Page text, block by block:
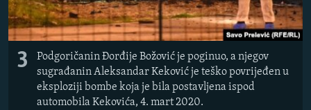
3
Podgoričanin Đorđije Božović je poginuo, a njegov
sugrađanin Aleksandar Keković je teško povrijeđen u
eksploziji bombe koja je bila postavljena ispod
automobila Kekovića, 4. mart 2020.